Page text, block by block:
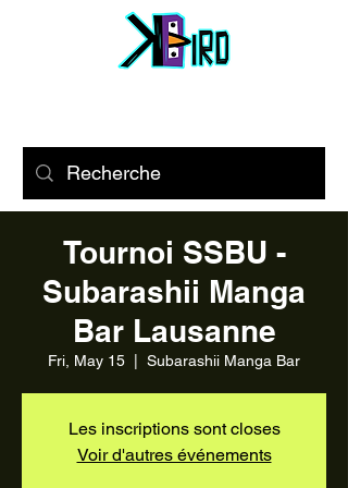
Tournoi SSBU -
Subarashii Manga
Bar Lausanne
Fri, May 15 Subarashii Manga Bar
Les inscriptions sont closes
Voir d'autres événements